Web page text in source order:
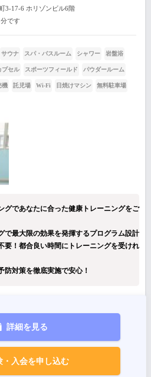
3-17-6 ホリゾンビル6階
です
サウナ スパ・バスルーム シャワー 岩盤浴
プセル スポーツフィールド パウダールーム
機 託児場 Wi-Fi 日焼けマシン 無料駐車場
グであなたに合った健康トレーニングをご
で最大限の効果を発揮するプログラム設計
要！都合良い時間にトレーニングを受けれ
防対策を徹底実施で安心！
詳細を見る
・入会を申し込む